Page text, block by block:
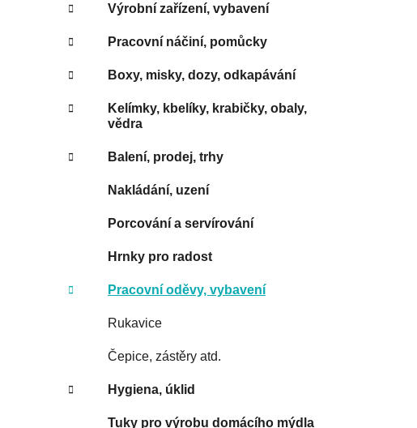
Výrobní zařízení, vybavení
Pracovní náčiní, pomůcky
Boxy, misky, dozy, odkapávání
Kelímky, kbelíky, krabičky, obaly,
vědra
Balení, prodej, trhy
Nakládání, uzení
Porcování a servírování
Hrnky pro radost
Pracovní oděvy, vybavení
Rukavice
Čepice, zástěry atd.
Hygiena, úklid
Tuky pro výrobu domácího mýdla